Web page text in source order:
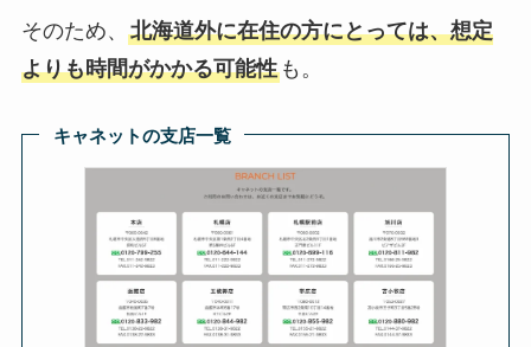
そのため、 北海道外に在住の方にとっては、想定
よりも時間がかかる可能性も。
キャネットの支店一覧